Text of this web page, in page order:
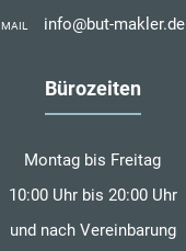
MAIL info@but-makler.de
Bürozeiten
Montag bis Freitag
10:00 Uhr bis 20:00 Uhr
und nach Vereinbarung